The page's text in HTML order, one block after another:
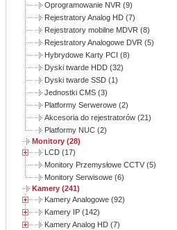
Oprogramowanie NVR (9)
Rejestratory Analog HD (7)
Rejestratory mobilne MDVR (8)
Rejestratory Analogowe DVR (5)
Hybrydowe Karty PCI (8)
Dyski twarde HDD (32)
Dyski twarde SSD (1)
Jednostki CMS (3)
Platformy Serwerowe (2)
Akcesoria do rejestratorów (21)
Platformy NUC (2)
Monitory (28)
LCD (17)
Monitory Przemysłowe CCTV (5)
Monitory Serwisowe (6)
Kamery (241)
Kamery Analogowe (92)
Kamery IP (142)
Kamery Analog HD (7)